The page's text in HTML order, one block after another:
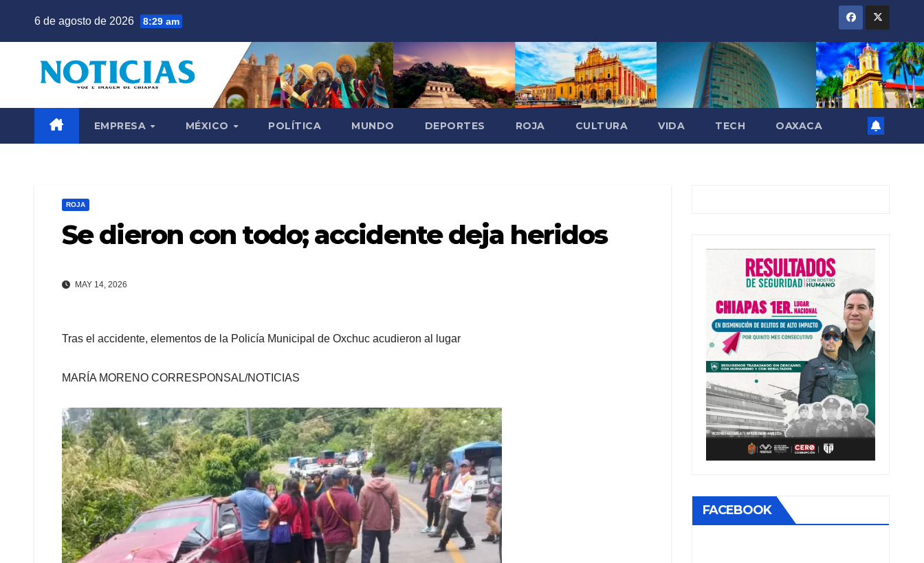
6 de agosto de 2026 8:29 am
EMPRESA MÉXICO POLÍTICA MUNDO DEPORTES ROJA CULTURA VIDA TECH OAXACA
ROJA
Se dieron con todo; accidente deja heridos
MAY 14, 2026
Tras el accidente, elementos de la Policía Municipal de Oxchuc acudieron al lugar
MARÍA MORENO CORRESPONSAL/NOTICIAS
FACEBOOK